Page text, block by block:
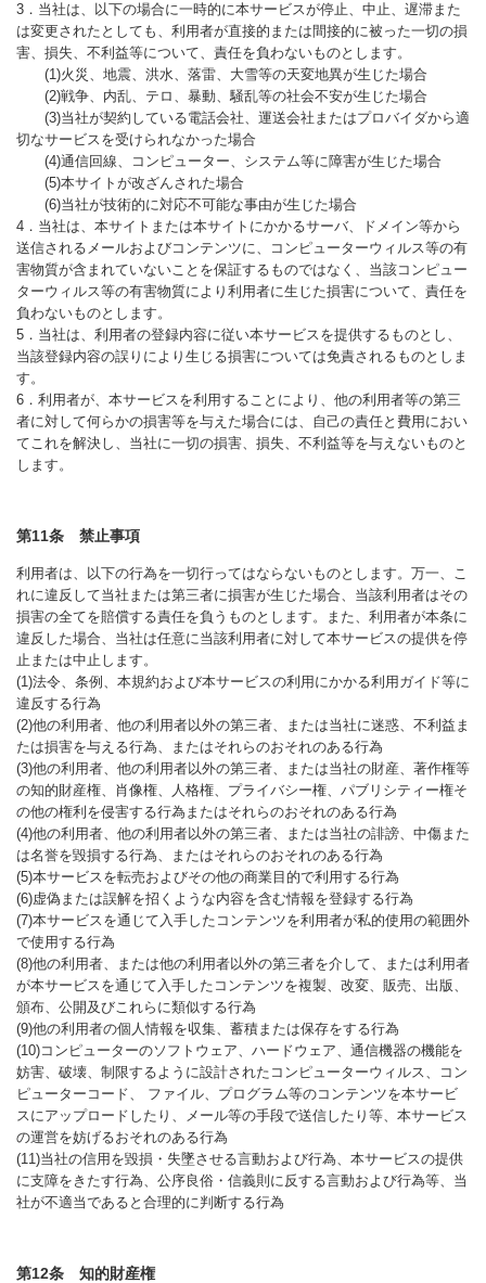
3．当社は、以下の場合に一時的に本サービスが停止、中止、遅滞また
は変更されたとしても、利用者が直接的または間接的に被った一切の損
害、損失、不利益等について、責任を負わないものとします。
(1)火災、地震、洪水、落雷、大雪等の天変地異が生じた場合
(2)戦争、内乱、テロ、暴動、騒乱等の社会不安が生じた場合
(3)当社が契約している電話会社、運送会社またはプロバイダから適
切なサービスを受けられなかった場合
(4)通信回線、コンピューター、システム等に障害が生じた場合
(5)本サイトが改ざんされた場合
(6)当社が技術的に対応不可能な事由が生じた場合
4．当社は、本サイトまたは本サイトにかかるサーバ、ドメイン等から
送信されるメールおよびコンテンツに、コンピューターウィルス等の有
害物質が含まれていないことを保証するものではなく、当該コンピュー
ターウィルス等の有害物質により利用者に生じた損害について、責任を
負わないものとします。
5．当社は、利用者の登録内容に従い本サービスを提供するものとし、
当該登録内容の誤りにより生じる損害については免責されるものとしま
す。
6．利用者が、本サービスを利用することにより、他の利用者等の第三
者に対して何らかの損害等を与えた場合には、自己の責任と費用におい
てこれを解決し、当社に一切の損害、損失、不利益等を与えないものと
します。
第11条 禁止事項
利用者は、以下の行為を一切行ってはならないものとします。万一、こ
れに違反して当社または第三者に損害が生じた場合、当該利用者はその
損害の全てを賠償する責任を負うものとします。また、利用者が本条に
違反した場合、当社は任意に当該利用者に対して本サービスの提供を停
止または中止します。
(1)法令、条例、本規約および本サービスの利用にかかる利用ガイド等に
違反する行為
(2)他の利用者、他の利用者以外の第三者、または当社に迷惑、不利益ま
たは損害を与える行為、またはそれらのおそれのある行為
(3)他の利用者、他の利用者以外の第三者、または当社の財産、著作権等
の知的財産権、肖像権、人格権、プライバシー権、パブリシティー権そ
の他の権利を侵害する行為またはそれらのおそれのある行為
(4)他の利用者、他の利用者以外の第三者、または当社の誹謗、中傷また
は名誉を毀損する行為、またはそれらのおそれのある行為
(5)本サービスを転売およびその他の商業目的で利用する行為
(6)虚偽または誤解を招くような内容を含む情報を登録する行為
(7)本サービスを通じて入手したコンテンツを利用者が私的使用の範囲外
で使用する行為
(8)他の利用者、または他の利用者以外の第三者を介して、または利用者
が本サービスを通じて入手したコンテンツを複製、改変、販売、出版、
頒布、公開及びこれらに類似する行為
(9)他の利用者の個人情報を収集、蓄積または保存をする行為
(10)コンピューターのソフトウェア、ハードウェア、通信機器の機能を
妨害、破壊、制限するように設計されたコンピューターウィルス、コン
ピューターコード、 ファイル、プログラム等のコンテンツを本サービ
スにアップロードしたり、メール等の手段で送信したり等、本サービス
の運営を妨げるおそれのある行為
(11)当社の信用を毀損・失墜させる言動および行為、本サービスの提供
に支障をきたす行為、公序良俗・信義則に反する言動および行為等、当
社が不適当であると合理的に判断する行為
第12条 知的財産権